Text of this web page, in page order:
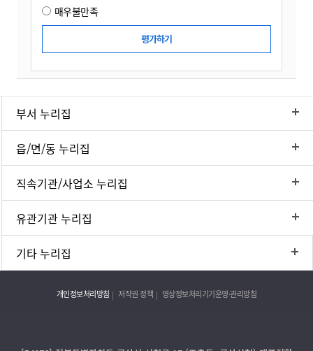
매우불만족
부서 누리집
읍/면/동 누리집
직속기관/사업소 누리집
유관기관 누리집
기타 누리집
개인정보처리방침 저작권 정책 영상정보처리기기운영·관리방침